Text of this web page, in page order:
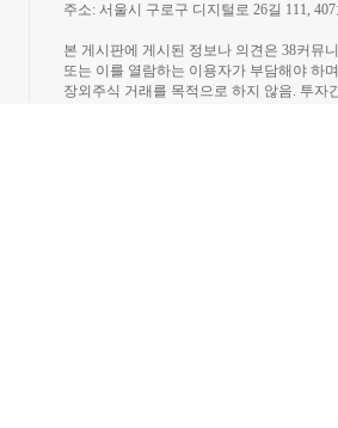
주소: 서울시 구로구 디지털로 26길 111,
본 게시판에 게시된 정보나 의견은 38커뮤
또는 이를 열람하는 이용자가 부담해야 하
장외주식 거래를 목적으로 하지 않음. 투